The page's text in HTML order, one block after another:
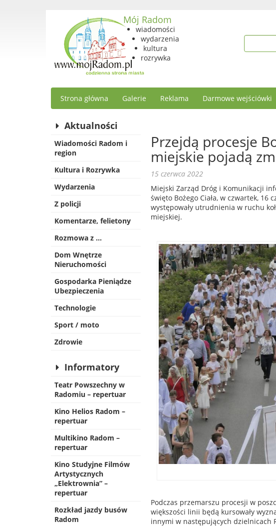
Mój Radom
wiadomości
wydarzenia
kultura
rozrywka
Strona główna Galerie Reklama Darmowe wejściówki
Aktualności
Wiadomości Radom i
region
Kultura i Rozrywka
Wydarzenia
Z policji
Komentarze, felietony
Rozmowa z …
Dom Wnętrze
Nieruchomości
Gospodarka Pieniądze
Ubezpieczenia
Technologie
Sport / moto
Zdrowie
Informatory
Teatr Powszechny w
Radomiu – repertuar
Kino Helios Radom –
repertuar
Multikino Radom –
repertuar
Kino Studyjne Filmów
Artystycznych
„Elektrownia” –
repertuar
Rozkład jazdy busów
Radom
Przejdą procesje
miejskie pojadą
15 czerwca 2022
Miejski Zarząd Dróg i Komunikacji
święto Bożego Ciała, w czwartek, 16
występowały utrudnienia w ruchu
miejskiej.
Podczas przemarszu procesji w
większości linii będą kursowały
innymi w następujących dzielnicach